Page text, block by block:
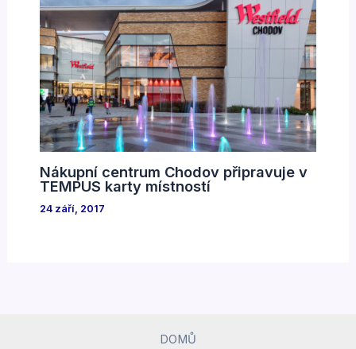
Nákupní centrum Chodov připravuje v
TEMPUS karty místností
24 září, 2017
DOMŮ